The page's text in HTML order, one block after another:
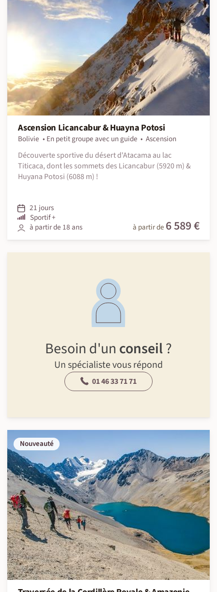
Ascension Licancabur & Huayna Potosi
Bolivie En petit groupe avec un guide
Ascension
Découverte sportive du désert d'Atacama au lac
Titicaca, dont les sommets des Licancabur (5920 m) &
Huyana Potosi (6088 m) !
21 jours
Sportif +
à partir de 18 ans
à partir de 6 589 €
Besoin d'un conseil?
Un spécialiste vous répond
01 46 33 71 71
Nouveauté